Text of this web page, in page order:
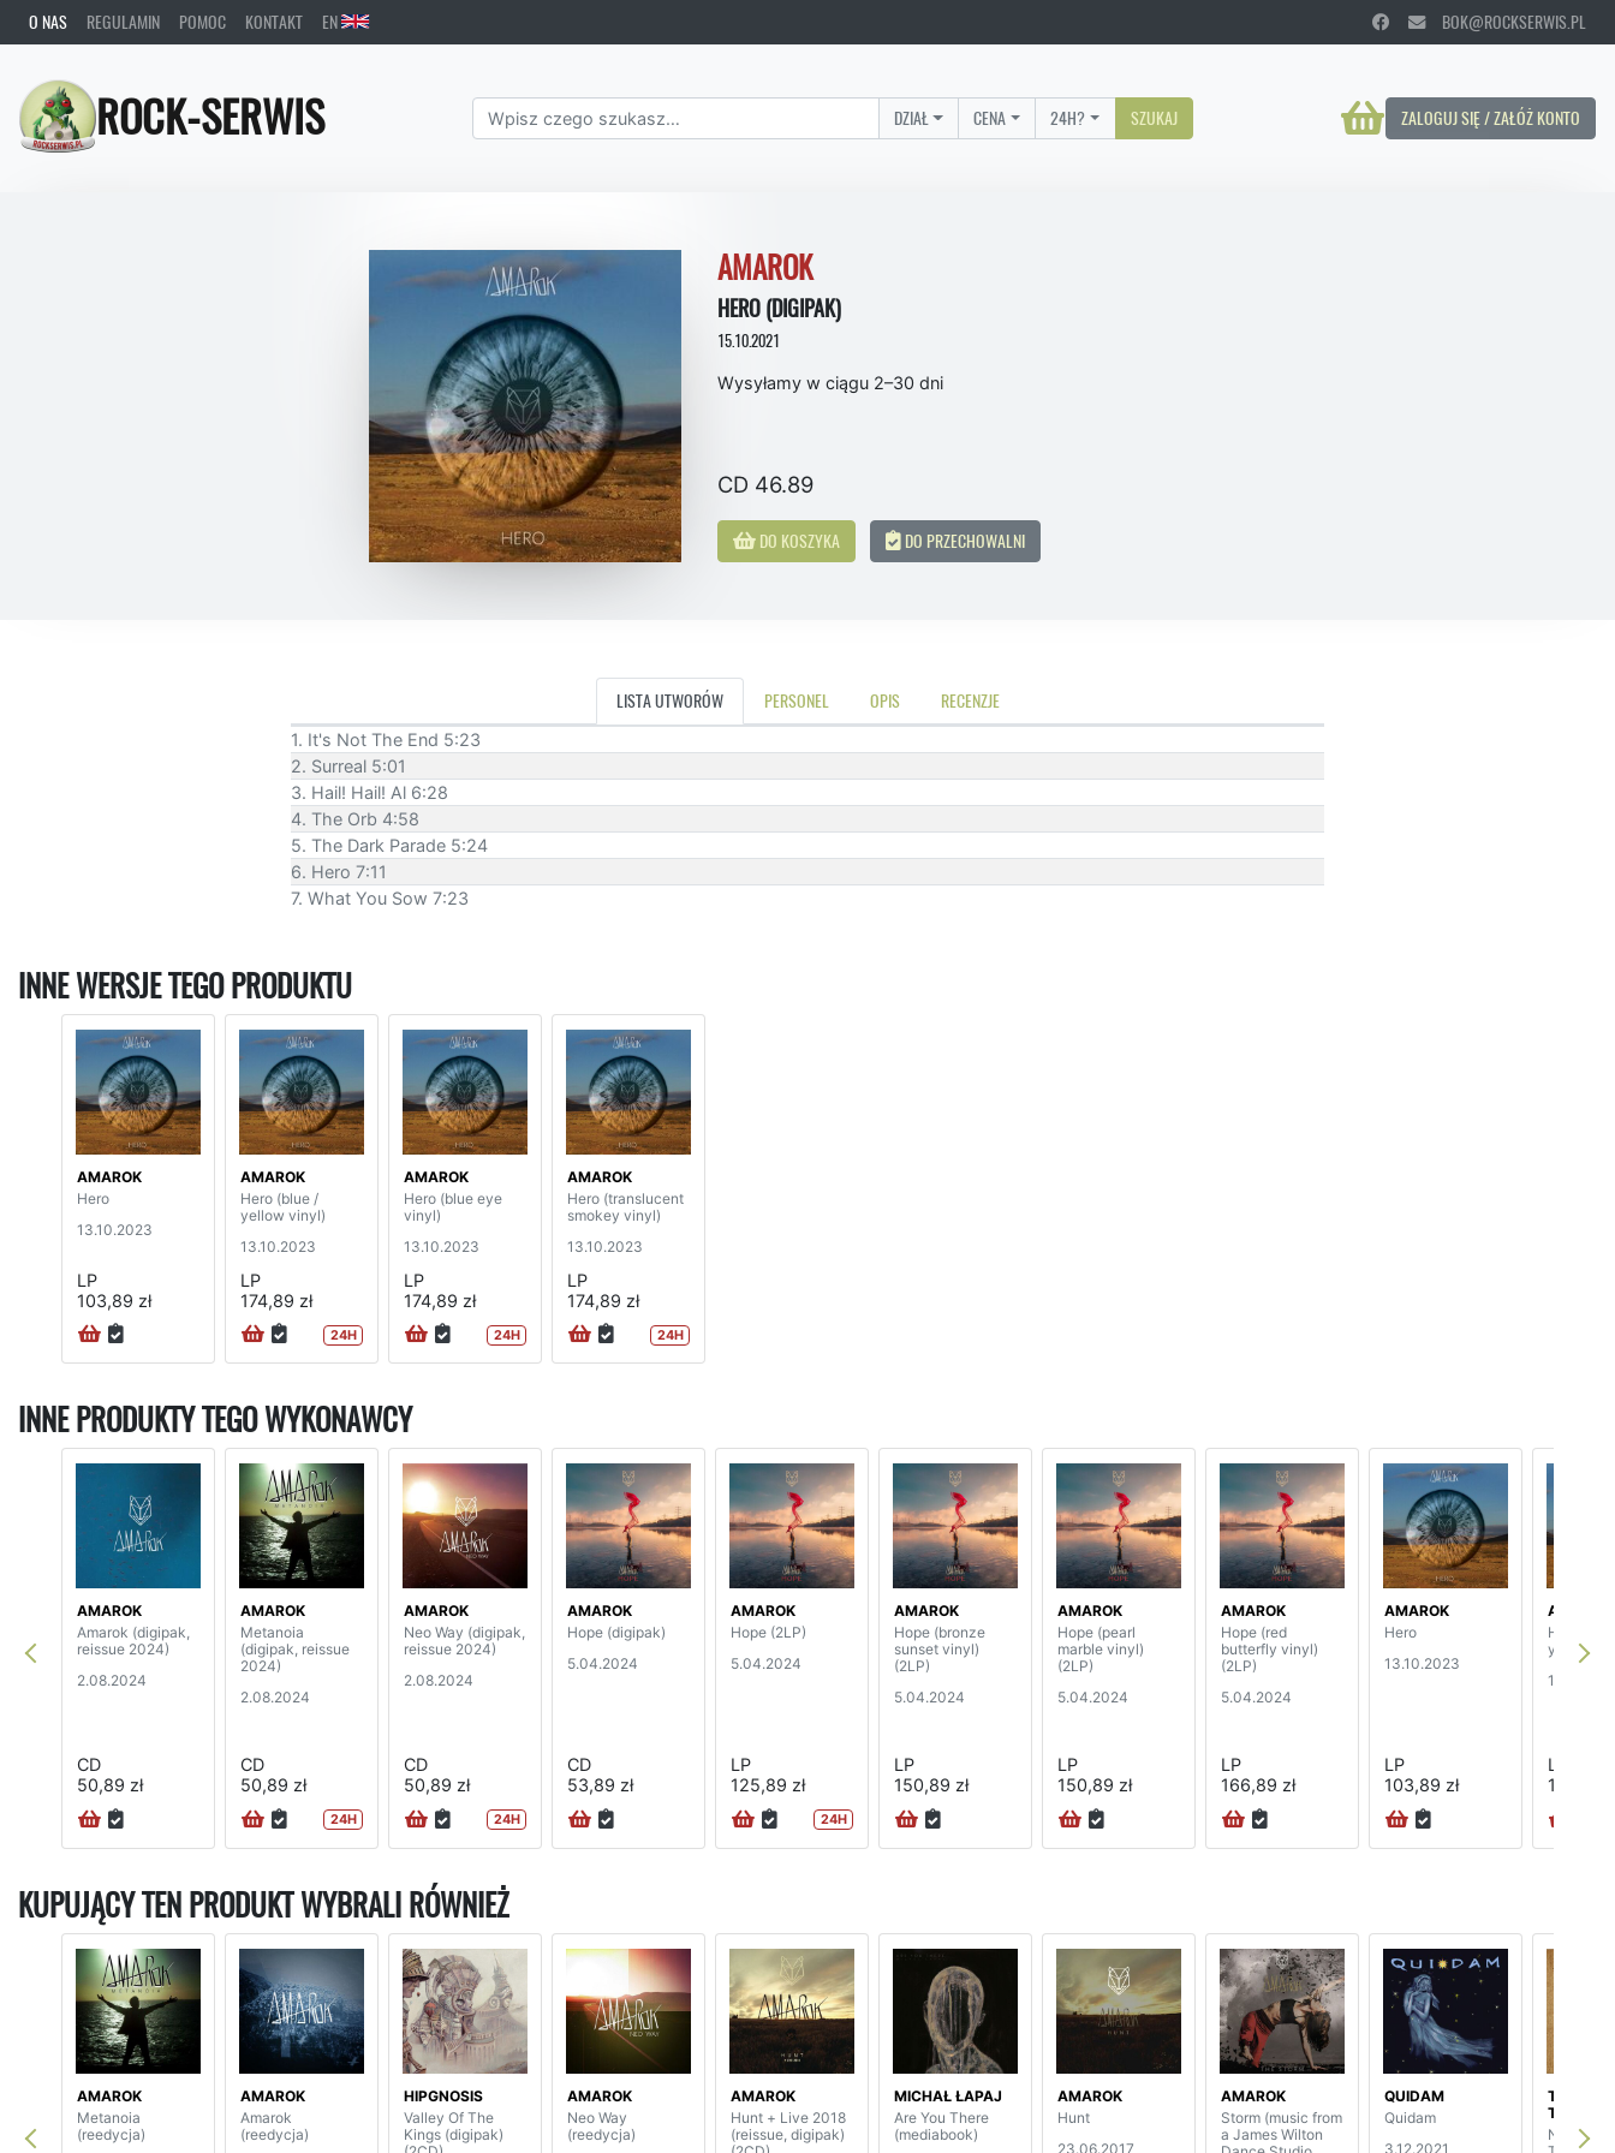
O NAS REGULAMIN POMOC KONTAKT EN BOK@ROCKSERWIS.PL
ROCK-SERWIS ZALOGUJ SIĘ / ZAŁÓŻ KONTO
DZIAŁ CENA 24H? SZUKAJ
AMAROK
HERO (DIGIPAK)
15.10.2021
Wysyłamy w ciągu 2–30 dni
CD 46.89
DO KOSZYKA DO PRZECHOWALNI
LISTA UTWORÓW PERSONEL OPIS RECENZJE
1. It's Not The End 5:23
2. Surreal 5:01
3. Hail! Hail! Al 6:28
4. The Orb 4:58
5. The Dark Parade 5:24
6. Hero 7:11
7. What You Sow 7:23
INNE WERSJE TEGO PRODUKTU
AMAROK
Hero
13.10.2023
LP
103,89 zł
AMAROK
Hero (blue /
yellow vinyl)
13.10.2023
LP
174,89 zł
24H
AMAROK
Hero (blue eye
vinyl)
13.10.2023
LP
174,89 zł
24H
AMAROK
Hero (translucent
smokey vinyl)
13.10.2023
LP
174,89 zł
24H
INNE PRODUKTY TEGO WYKONAWCY
AMAROK
Amarok (digipak,
reissue 2024)
2.08.2024
CD
50,89 zł
AMAROK
Metanoia
(digipak, reissue
2024)
2.08.2024
CD
50,89 zł
24H
AMAROK
Neo Way (digipak,
reissue 2024)
2.08.2024
CD
50,89 zł
24H
AMAROK
Hope (digipak)
5.04.2024
CD
53,89 zł
AMAROK
Hope (2LP)
5.04.2024
LP
125,89 zł
24H
AMAROK
Hope (bronze
sunset vinyl)
(2LP)
5.04.2024
LP
150,89 zł
AMAROK
Hope (pearl
marble vinyl)
(2LP)
5.04.2024
LP
150,89 zł
AMAROK
Hope (red
butterfly vinyl)
(2LP)
5.04.2024
LP
166,89 zł
AMAROK
Hero
13.10.2023
LP
103,89 zł
AMAROK
Hero
yellow
LP
174,89
KUPUJĄCY TEN PRODUKT WYBRALI RÓWNIEŻ
AMAROK
Metanoia
(reedycja)
AMAROK
Amarok
(reedycja)
HIPGNOSIS
Valley Of The
Kings (digipak)
AMAROK
Neo Way
(reedycja)
AMAROK
Hunt + Live 2018
(reissue, digipak)
MICHAŁ ŁAPAJ
Are You There
(mediabook)
AMAROK
Hunt
23.06.2017
AMAROK
Storm (music from
a James Wilton
QUIDAM
Quidam
3.12.2021
THE
THIEF
Nothing